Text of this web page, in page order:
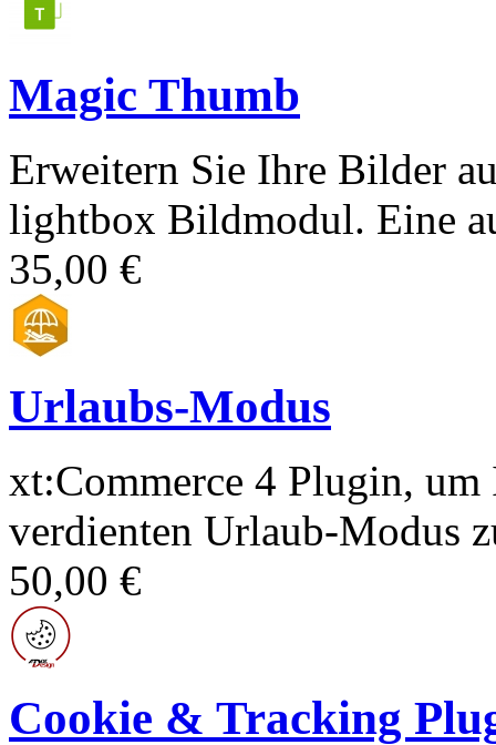
Magic Thumb
Erweitern Sie Ihre Bilder
lightbox Bildmodul. Eine
35,00 €
Urlaubs-Modus
xt:Commerce 4 Plugin,
verdienten Urlaub-Modus
50,00 €
Cookie & Tracking